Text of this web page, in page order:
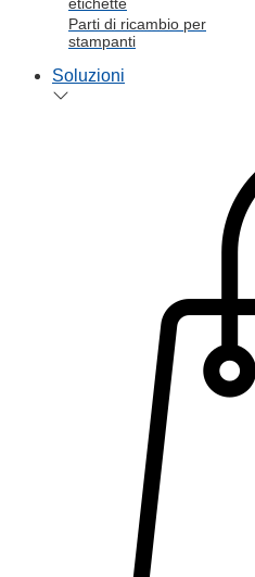
Parti di ricambio per
stampanti
Soluzioni